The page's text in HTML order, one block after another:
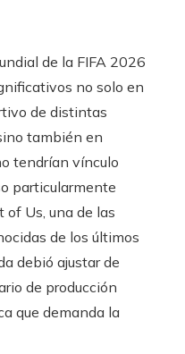
de la FIFA 2026
no solo en
de distintas
también en
tendrían vínculo
particularmente
of Us, una de las
de los últimos
debió ajustar de
de producción
que demanda la